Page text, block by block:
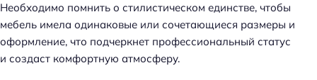
Необходимо помнить о стилистическом единстве, чтобы
мебель имела одинаковые или сочетающиеся размеры и
оформление, что подчеркнет профессиональный статус
и создаст комфортную атмосферу.